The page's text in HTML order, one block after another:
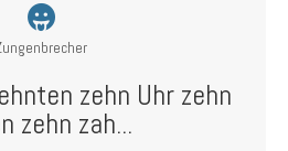
zehn Uhr zehn
zehn zah...